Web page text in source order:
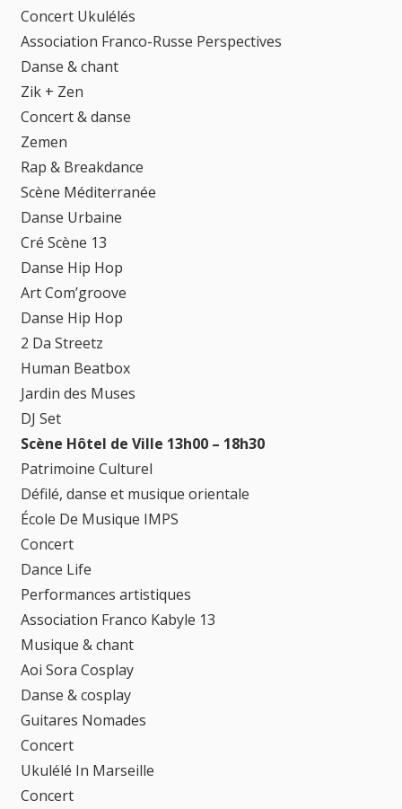
Concert Ukulélés
Association Franco-Russe Perspectives
Danse & chant
Zik + Zen
Concert & danse
Zemen
Rap & Breakdance
Scène Méditerranée
Danse Urbaine
Cré Scène 13
Danse Hip Hop
Art Com’groove
Danse Hip Hop
2 Da Streetz
Human Beatbox
Jardin des Muses
DJ Set
Scène Hôtel de Ville 13h00 – 18h30
Patrimoine Culturel
Défilé, danse et musique orientale
École De Musique IMPS
Concert
Dance Life
Performances artistiques
Association Franco Kabyle 13
Musique & chant
Aoi Sora Cosplay
Danse & cosplay
Guitares Nomades
Concert
Ukulélé In Marseille
Concert